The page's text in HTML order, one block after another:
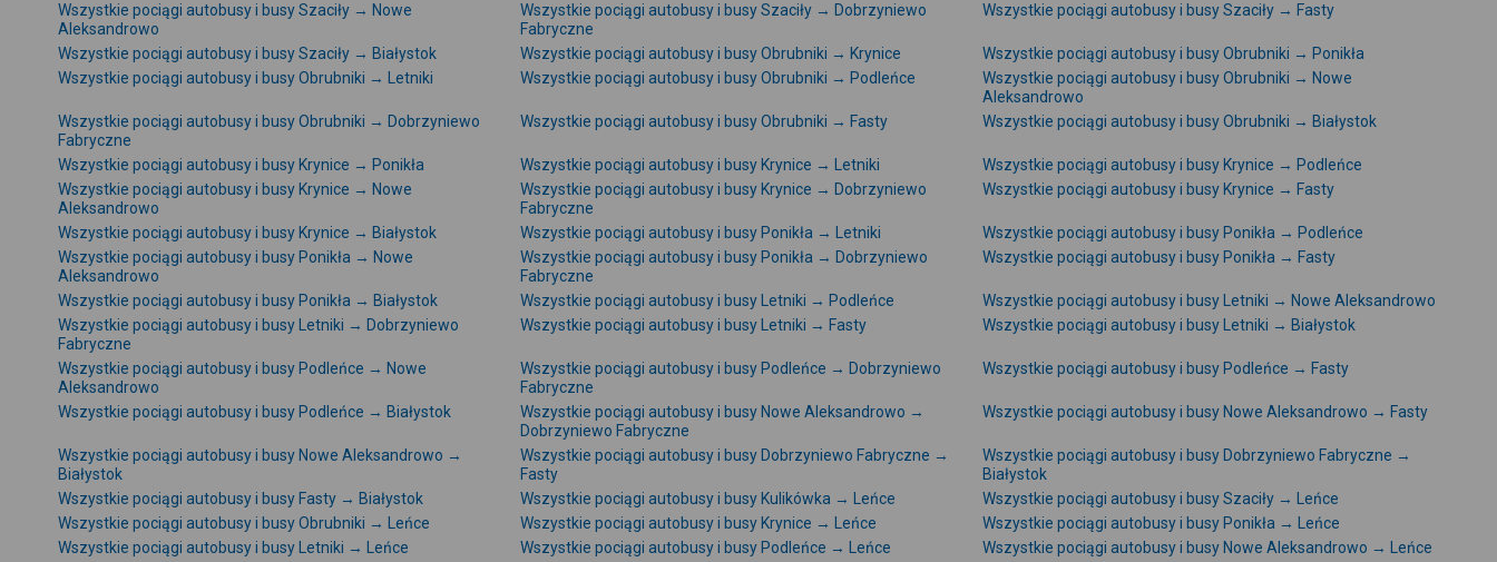
Wszystkie pociągi autobusy i busy Szaciły → Nowe
Aleksandrowo
Wszystkie pociągi autobusy i busy Szaciły → Dobrzyniewo
Fabryczne
Wszystkie pociągi autobusy i busy Szaciły → Fasty
Wszystkie pociągi autobusy i busy Szaciły → Białystok Wszystkie pociągi autobusy i busy Obrubniki → Krynice
Wszystkie pociągi autobusy i busy Obrubniki → Ponikła
Wszystkie pociągi autobusy i busy Obrubniki → Letniki
Wszystkie pociągi autobusy i busy Obrubniki → Podleńce
Wszystkie pociągi autobusy i busy Obrubniki → Nowe
Aleksandrowo
Wszystkie pociągi autobusy i busy Obrubniki → Dobrzyniewo
Fabryczne
Wszystkie pociągi autobusy i busy Obrubniki → Fasty Wszystkie pociągi autobusy i busy Obrubniki → Białystok
Wszystkie pociągi autobusy i busy Krynice → Ponikła Wszystkie pociągi autobusy i busy Krynice → Letniki
Wszystkie pociągi autobusy i busy Krynice → Podleńce
Wszystkie pociągi autobusy i busy Krynice → Nowe
Aleksandrowo
Wszystkie pociągi autobusy i busy Krynice → Dobrzyniewo
Fabryczne
Wszystkie pociągi autobusy i busy Krynice → Fasty
Wszystkie pociągi autobusy i busy Krynice → Białystok Wszystkie pociągi autobusy i busy Ponikła → Letniki
Wszystkie pociągi autobusy i busy Ponikła → Podleńce
Wszystkie pociągi autobusy i busy Ponikła → Nowe
Aleksandrowo
Wszystkie pociągi autobusy i busy Ponikła → Dobrzyniewo
Fabryczne
Wszystkie pociągi autobusy i busy Ponikła → Fasty
Wszystkie pociągi autobusy i busy Ponikła → Białystok Wszystkie pociągi autobusy i busy Letniki → Podleńce
Wszystkie pociągi autobusy i busy Letniki → Nowe Aleksandrowo
Wszystkie pociągi autobusy i busy Letniki → Dobrzyniewo
Fabryczne
Wszystkie pociągi autobusy i busy Letniki → Fasty Wszystkie pociągi autobusy i busy Letniki → Białystok
Wszystkie pociągi autobusy i busy Podleńce → Nowe
Aleksandrowo
Wszystkie pociągi autobusy i busy Podleńce → Dobrzyniewo
Fabryczne
Wszystkie pociągi autobusy i busy Podleńce → Fasty
Wszystkie pociągi autobusy i busy Podleńce → Białystok
Wszystkie pociągi autobusy i busy Nowe Aleksandrowo →
Dobrzyniewo Fabryczne
Wszystkie pociągi autobusy i busy Nowe Aleksandrowo → Fasty
Wszystkie pociągi autobusy i busy Nowe Aleksandrowo →
Białystok
Wszystkie pociągi autobusy i busy Dobrzyniewo Fabryczne →
Fasty
Wszystkie pociągi autobusy i busy Dobrzyniewo Fabryczne →
Białystok
Wszystkie pociągi autobusy i busy Fasty → Białystok
Wszystkie pociągi autobusy i busy Kulikówka → Leńce
Wszystkie pociągi autobusy i busy Szaciły → Leńce
Wszystkie pociągi autobusy i busy Obrubniki → Leńce
Wszystkie pociągi autobusy i busy Krynice → Leńce
Wszystkie pociągi autobusy i busy Ponikła → Leńce
Wszystkie pociągi autobusy i busy Letniki → Leńce
Wszystkie pociągi autobusy i busy Podleńce → Leńce
Wszystkie pociągi autobusy i busy Nowe Aleksandrowo → Leńce